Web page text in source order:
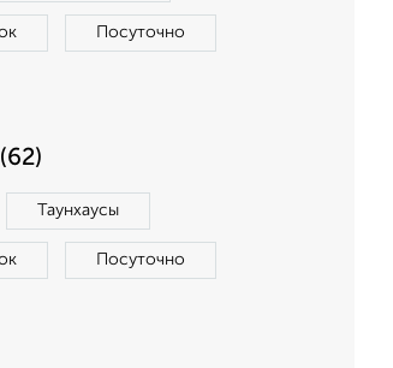
Посуточно
Таунхаусы
Посуточно